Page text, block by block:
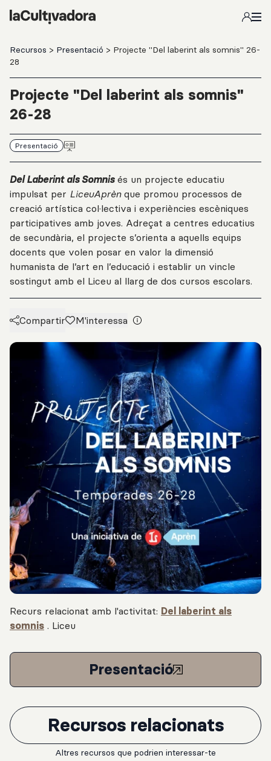
Salta al contingut principal
Recursos > Presentació > Projecte "Del laberint als somnis" 26-
28
Projecte "Del laberint als somnis"
26-28
Presentació
Del Laberint als Somnisés un projecte educatiu
impulsat per LiceuAprènque promou processos de
creació artística col·lectiva i experiències escèniques
participatives amb joves. Adreçat a centres educatius
de secundària, el projecte s’orienta a aquells equips
docents que volen posar en valor la dimensió
humanista de l’art en l’educació i establir un vincle
sostingut amb el Liceu al llarg de dos cursos escolars.
Compartir M'interessa
Recurs relacionat amb l'activitat: Del laberint als
somnis . Liceu
Presentació
Recursos relacionats
Altres recursos que podrien interessar-te